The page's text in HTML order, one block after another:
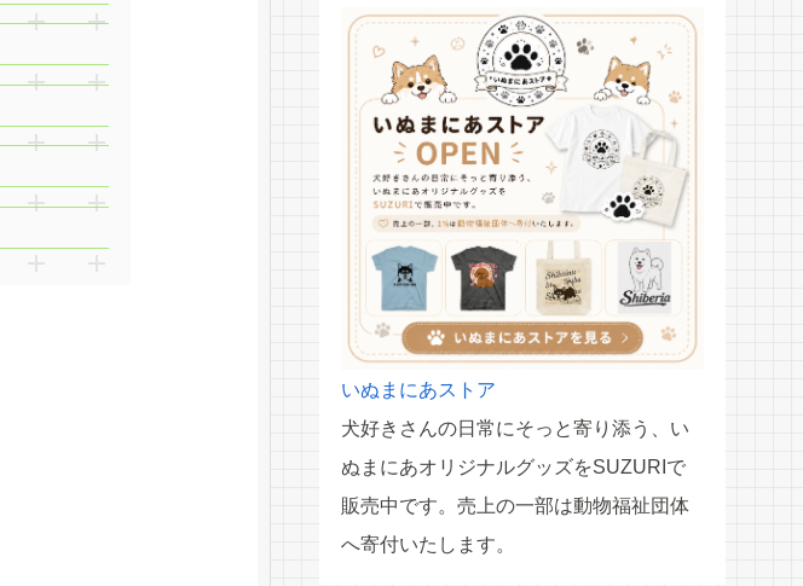
いぬまにあストア
犬好きさんの日常にそっと寄り添う、い
ぬまにあオリジナルグッズをSUZURIで
販売中です。売上の一部は動物福祉団体
へ寄付いたします。